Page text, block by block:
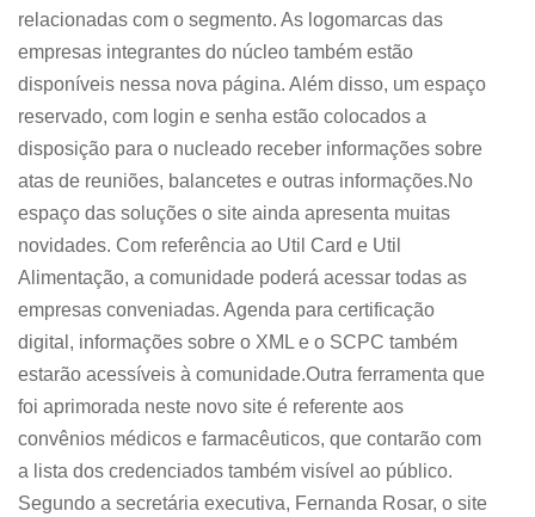
relacionadas com o segmento. As logomarcas das
empresas integrantes do núcleo também estão
disponíveis nessa nova página. Além disso, um espaço
reservado, com login e senha estão colocados a
disposição para o nucleado receber informações sobre
atas de reuniões, balancetes e outras informações.No
espaço das soluções o site ainda apresenta muitas
novidades. Com referência ao Util Card e Util
Alimentação, a comunidade poderá acessar todas as
empresas conveniadas. Agenda para certificação
digital, informações sobre o XML e o SCPC também
estarão acessíveis à comunidade.Outra ferramenta que
foi aprimorada neste novo site é referente aos
convênios médicos e farmacêuticos, que contarão com
a lista dos credenciados também visível ao público.
Segundo a secretária executiva, Fernanda Rosar, o site